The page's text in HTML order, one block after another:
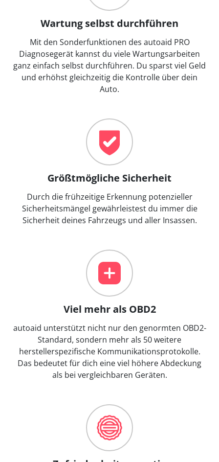
Wartung selbst durchführen
Mit den Sonderfunktionen des autoaid PRO
Diagnosegerät kannst du viele Wartungsarbeiten
ganz einfach selbst durchführen. Du sparst viel Geld
und erhöhst gleichzeitig die Kontrolle über dein
Auto.
Größtmögliche Sicherheit
Durch die frühzeitige Erkennung potenzieller
Sicherheitsmängel gewährleistest du immer die
Sicherheit deines Fahrzeugs und aller Insassen.
Viel mehr als OBD2
autoaid unterstützt nicht nur den genormten OBD2-
Standard, sondern mehr als 50 weitere
herstellerspezifische Kommunikationsprotokolle.
Das bedeutet für dich eine viel höhere Abdeckung
als bei vergleichbaren Geräten.